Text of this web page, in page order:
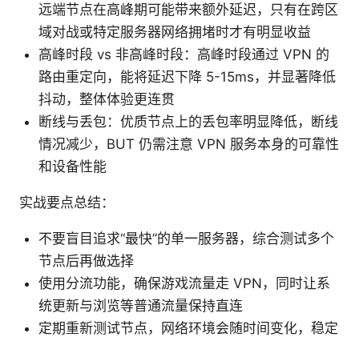
远端节点在高峰期可能带来额外延迟，只有在跨区
域对战或特定服务器网络拥堵时才有明显收益
高峰时段 vs 非高峰时段：高峰时段通过 VPN 的
路由重定向，能将延迟下降 5-15ms，并显著降低
抖动，整体体验更连贯
断线与丢包：优质节点上的丢包率明显降低，断线
情况减少，BUT 仍需注意 VPN 服务本身的可靠性
和设备性能
实战要点总结：
不要盲目追求“最快”的单一服务器，综合测试多个
节点后再做选择
使用分流功能，确保游戏流量走 VPN，同时让系
统更新与浏览等普通流量保持直连
定期重新测试节点，网络环境会随时间变化，稳定